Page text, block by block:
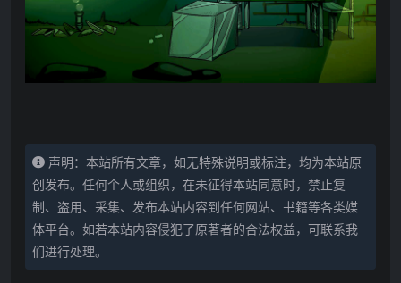
声明：本站所有文章，如无特殊说明或标注，均为本站原
创发布。任何个人或组织，在未征得本站同意时，禁止复
制、盗用、采集、发布本站内容到任何网站、书籍等各类媒
体平台。如若本站内容侵犯了原著者的合法权益，可联系我
们进行处理。